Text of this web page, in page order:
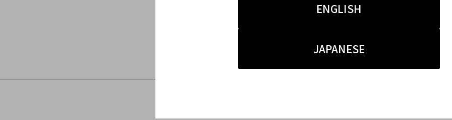
ENGLISH
JAPANESE
ブログ一覧